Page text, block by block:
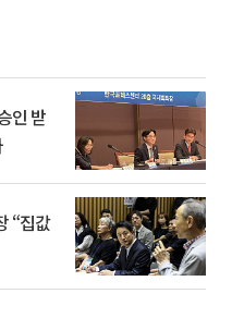
인 받
“집값